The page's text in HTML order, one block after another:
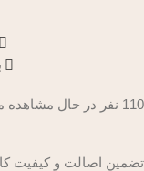
110 نفر در حال
تضمین اصالت و کیفیت